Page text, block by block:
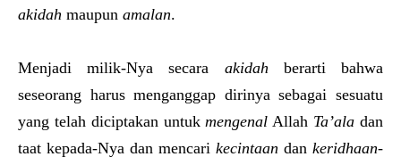
akidah maupun amalan.
Menjadi milik-Nya secara akidah berarti bahwa
seseorang harus menganggap dirinya sebagai sesuatu
yang telah diciptakan untukmengenal Allah Ta’ala dan
taat kepada-Nya dan mencari kecintaan dan keridhaan-